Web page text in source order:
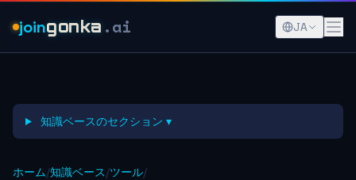
joingonka .ai JA
知識ベースのセクション ▾
ホーム/知識ベース/ツール/